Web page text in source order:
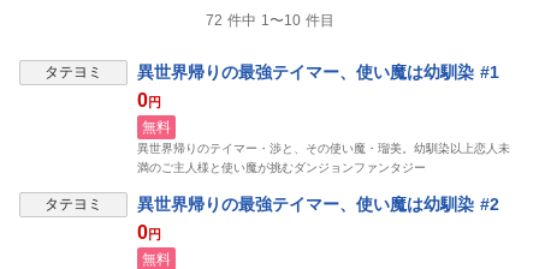
72 件中 1〜10 件目
タテヨミ 異世界帰りの最強テイマー、使い魔は幼馴染 #1
0円
無料
異世界帰りのテイマー・渉と、その使い魔・瑠美。幼馴染以上恋人未
満のご主人様と使い魔が挑むダンジョンファンタジー
タテヨミ 異世界帰りの最強テイマー、使い魔は幼馴染 #2
0円
無料